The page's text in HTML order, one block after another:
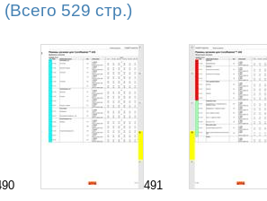
529 стр.)
491